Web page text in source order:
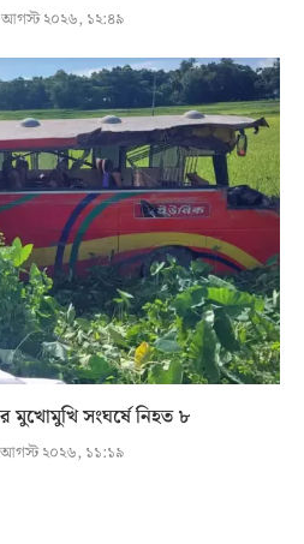
২০২৬, ১২:৪৯
মুখোমুখি সংঘর্ষে নিহত ৮
২০২৬, ১১:১৯